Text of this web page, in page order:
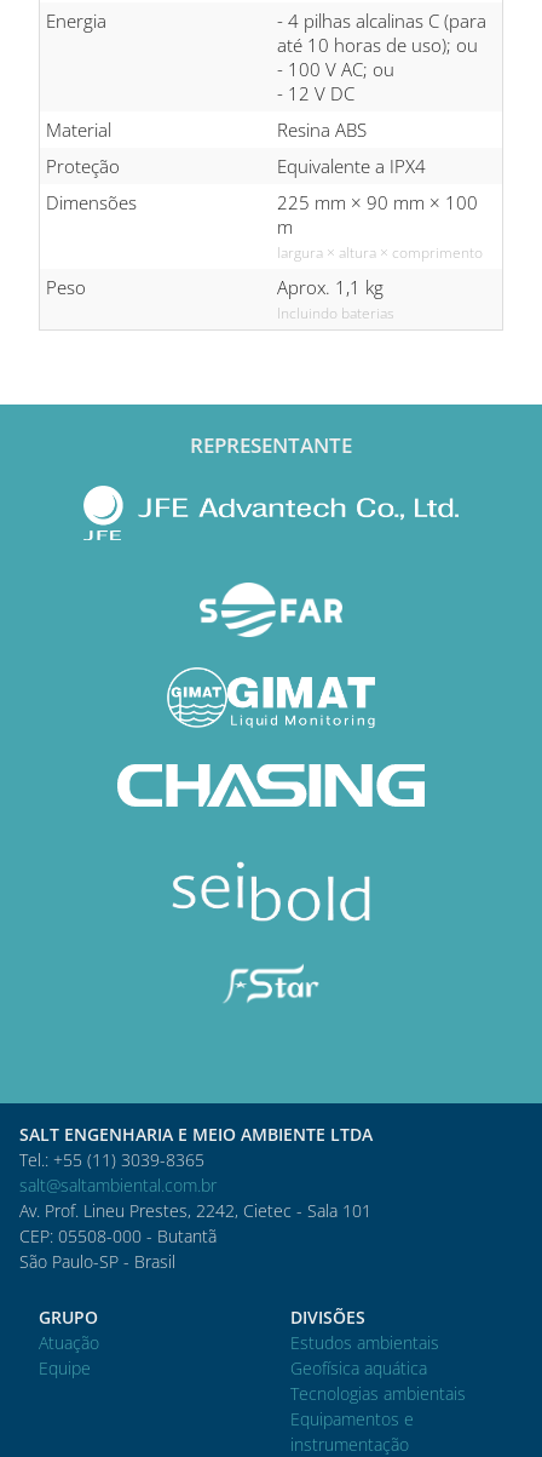
Energia
- 4 pilhas alcalinas C (para
até 10 horas de uso); ou
- 100 V AC; ou
- 12 V DC
Material
Resina ABS
Proteção
Equivalente a IPX4
Dimensões
225 mm × 90 mm × 100
m
largura × altura × comprimento
Peso Aprox. 1,1 kg
Incluindo baterias
REPRESENTANTE
SALT ENGENHARIA E MEIO AMBIENTE LTDA
Tel.: +55 (11) 3039-8365
salt@saltambiental.com.br
Av. Prof. Lineu Prestes, 2242, Cietec - Sala 101
CEP: 05508-000 - Butantã
São Paulo-SP - Brasil
GRUPO
Atuação
Equipe
DIVISÕES
Estudos ambientais
Geofísica aquática
Tecnologias ambientais
Equipamentos e
instrumentação